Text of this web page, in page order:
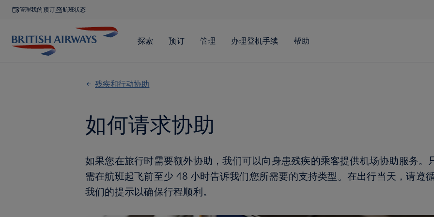
管理我的预订 航班状态
残疾和行动协助
如何请求协助
如果您在旅行时需要额外协助，我们可以向身患残疾的乘客提供机场协助服务。
需在航班起飞前至少 48 小时告诉我们您所需要的支持类型。在出行当天，请遵
我们的提示以确保行程顺利。